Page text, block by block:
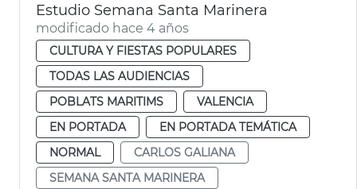
Estudio Semana Santa Marinera
modificado hace 4 años
CULTURA Y FIESTAS POPULARES
TODAS LAS AUDIENCIAS
POBLATS MARITIMS
VALENCIA
EN PORTADA
EN PORTADA TEMÁTICA
NORMAL
CARLOS GALIANA
SEMANA SANTA MARINERA